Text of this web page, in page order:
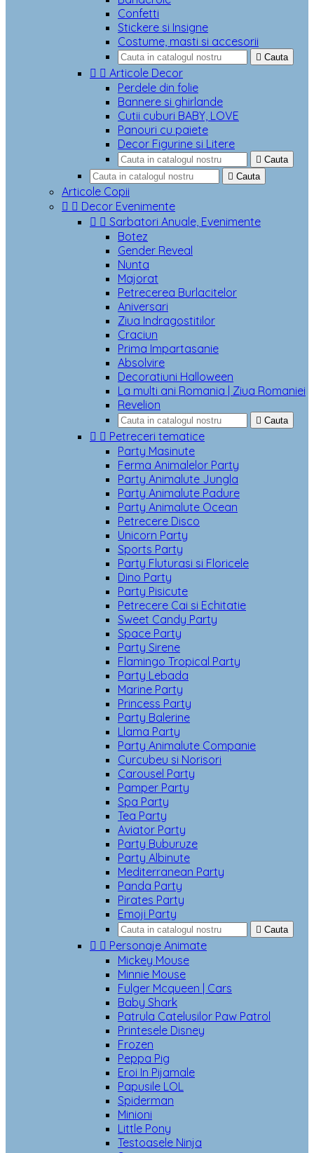
Confetti
Stickere si Insigne
Costume, masti si accesorii
 Cauta
  Articole Decor
Perdele din folie
Bannere si ghirlande
Cutii cuburi BABY, LOVE
Panouri cu paiete
Decor Figurine si Litere
 Cauta
 Cauta
Articole Copii
  Decor Evenimente
  Sarbatori Anuale, Evenimente
Botez
Gender Reveal
Nunta
Majorat
Petrecerea Burlacitelor
Aniversari
Ziua Indragostitilor
Craciun
Prima Impartasanie
Absolvire
Decoratiuni Halloween
La multi ani Romania | Ziua Romaniei
Revelion
 Cauta
  Petreceri tematice
Party Masinute
Ferma Animalelor Party
Party Animalute Jungla
Party Animalute Padure
Party Animalute Ocean
Petrecere Disco
Unicorn Party
Sports Party
Party Fluturasi si Floricele
Dino Party
Party Pisicute
Petrecere Cai si Echitatie
Sweet Candy Party
Space Party
Party Sirene
Flamingo Tropical Party
Party Lebada
Marine Party
Princess Party
Party Balerine
Llama Party
Party Animalute Companie
Curcubeu si Norisori
Carousel Party
Pamper Party
Spa Party
Tea Party
Aviator Party
Party Buburuze
Party Albinute
Mediterranean Party
Panda Party
Pirates Party
Emoji Party
 Cauta
  Personaje Animate
Mickey Mouse
Minnie Mouse
Fulger Mcqueen | Cars
Baby Shark
Patrula Catelusilor Paw Patrol
Printesele Disney
Frozen
Peppa Pig
Eroi In Pijamale
Papusile LOL
Spiderman
Minioni
Little Pony
Testoasele Ninja